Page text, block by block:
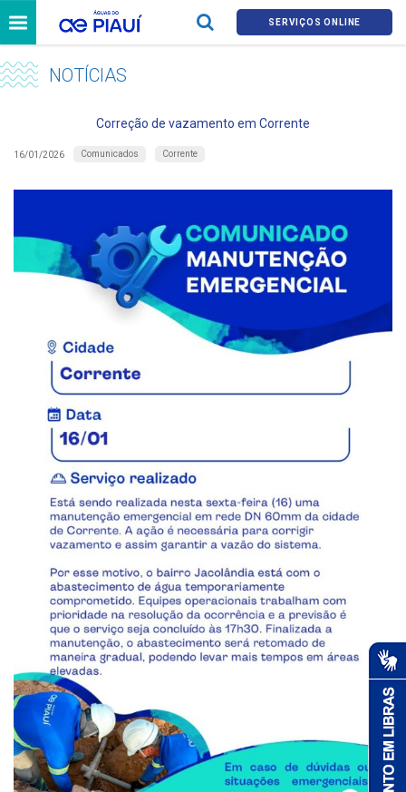
SERVIÇOS ONLINE
NOTÍCIAS
Correção de vazamento em Corrente
16/01/2026 Comunicados Corrente